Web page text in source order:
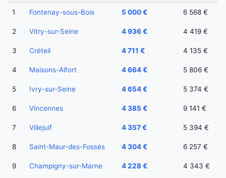
1 Fontenay-sous-Bois 5 000 € 6 568 €
2 Vitry-sur-Seine 4 936 € 4 419 €
3 Créteil 4 711 € 4 135 €
4 Maisons-Alfort 4 664 € 5 806 €
5 Ivry-sur-Seine 4 654 € 5 374 €
6 Vincennes 4 385 € 9 141 €
7 Villejuif 4 357 € 5 394 €
8 Saint-Maur-des-Fossés 4 304 € 6 257 €
9 Champigny-sur-Marne 4 228 € 4 343 €